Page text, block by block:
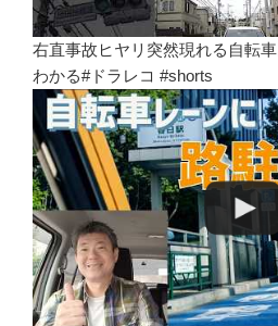
右直事故ヒヤリ突然現れる自転車
わかる#ドラレコ #shorts